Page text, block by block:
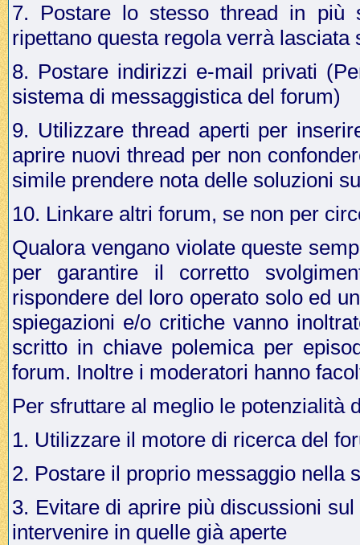
7. Postare lo stesso thread in più
ripettano questa regola verrà lasciata
8. Postare indirizzi e-mail privati
sistema di messaggistica del forum)
9. Utilizzare thread aperti per
aprire nuovi thread per non
simile prendere nota delle soluzioni
10. Linkare altri forum, se non per
Qualora vengano violate queste
per garantire il corretto
rispondere del loro operato solo ed
spiegazioni e/o critiche vanno
scritto in chiave polemica per
forum. Inoltre i moderatori hanno
Per sfruttare al meglio le potenzialità
1. Utilizzare il motore di ricerca del
2. Postare il proprio messaggio nella
3. Evitare di aprire più discussioni
intervenire in quelle già aperte